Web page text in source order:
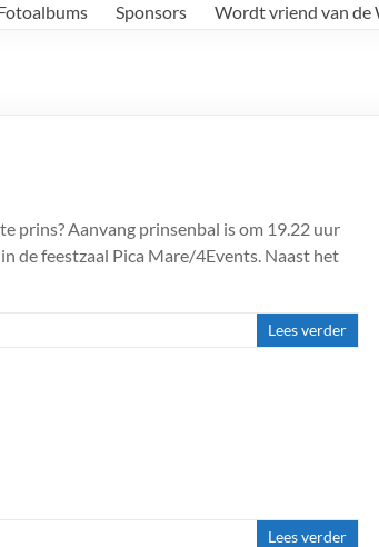
Sponsors Wordt vriend van de
prins? Aanvang prinsenbal is om 19.22 uur
de feestzaal Pica Mare/4Events. Naast het
Lees verder
Lees verder